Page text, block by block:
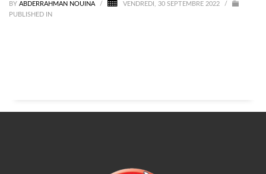
BY ABDERRAHMAN NOUINA / VENDREDI, 30 SEPTEMBRE 2022
/
PUBLISHED IN